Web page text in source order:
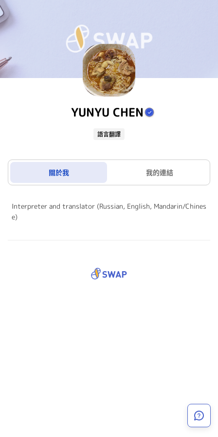
YUNYU CHEN
語言翻譯
關於我 我的連結
Interpreter and translator (Russian, English, Mandarin/Chines
e)